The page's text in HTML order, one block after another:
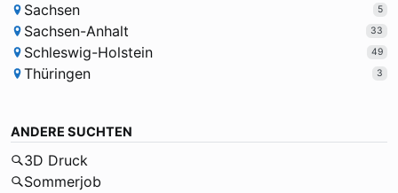
Sachsen 5
Sachsen-Anhalt 33
Schleswig-Holstein 49
Thüringen 3
ANDERE SUCHTEN
3D Druck
Sommerjob